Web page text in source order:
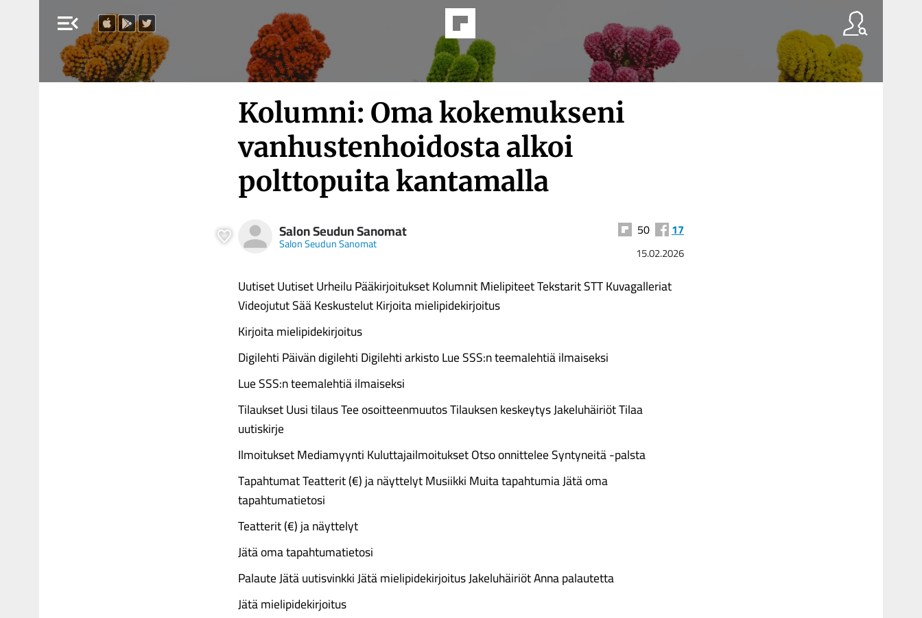
menu_open
Kolumni: Oma kokemukseni
vanhustenhoidosta alkoi
polttopuita kantamalla
Salon Seudun Sanomat
Salon Seudun Sanomat
50 17
15.02.2026
Uutiset Uutiset Urheilu Pääkirjoitukset Kolumnit Mielipiteet Tekstarit STT Kuvagalleriat
Videojutut Sää Keskustelut Kirjoita mielipidekirjoitus
Kirjoita mielipidekirjoitus
Digilehti Päivän digilehti Digilehti arkisto Lue SSS:n teemalehtiä ilmaiseksi
Lue SSS:n teemalehtiä ilmaiseksi
Tilaukset Uusi tilaus Tee osoitteenmuutos Tilauksen keskeytys Jakeluhäiriöt Tilaa
uutiskirje
Ilmoitukset Mediamyynti Kuluttajailmoitukset Otso onnittelee Syntyneitä -palsta
Tapahtumat Teatterit (€) ja näyttelyt Musiikki Muita tapahtumia Jätä oma
tapahtumatietosi
Teatterit (€) ja näyttelyt
Jätä oma tapahtumatietosi
Palaute Jätä uutisvinkki Jätä mielipidekirjoitus Jakeluhäiriöt Anna palautetta
Jätä mielipidekirjoitus